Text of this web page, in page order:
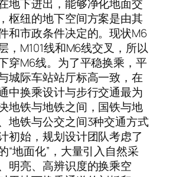
地下进出，能够净化地面交
枢纽的地下空间方案是由其
和市政条件决定的。现状M6
，M101线和M6线交叉，所以
穿M6线。为了平稳换乘，平
城际车站站厅标高一致，在
中换乘设计与步行交通最为
地铁与地铁之间，国铁与地
地铁与公交之间3种交通方式
初始，规划设计团队考虑了
“地面化”，大量引入自然采
明亮、高辨识度的换乘空